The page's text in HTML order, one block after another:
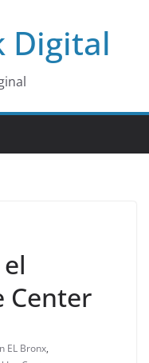
Digital
Center
EL Bronx,